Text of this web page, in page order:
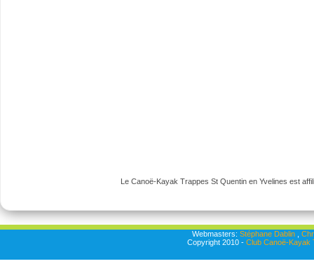
Le Canoë-Kayak Trappes St Quentin en Yvelines est
Webmasters: Stéphane Dablin,
Copyright 2010 - Club Canoë-Kayak